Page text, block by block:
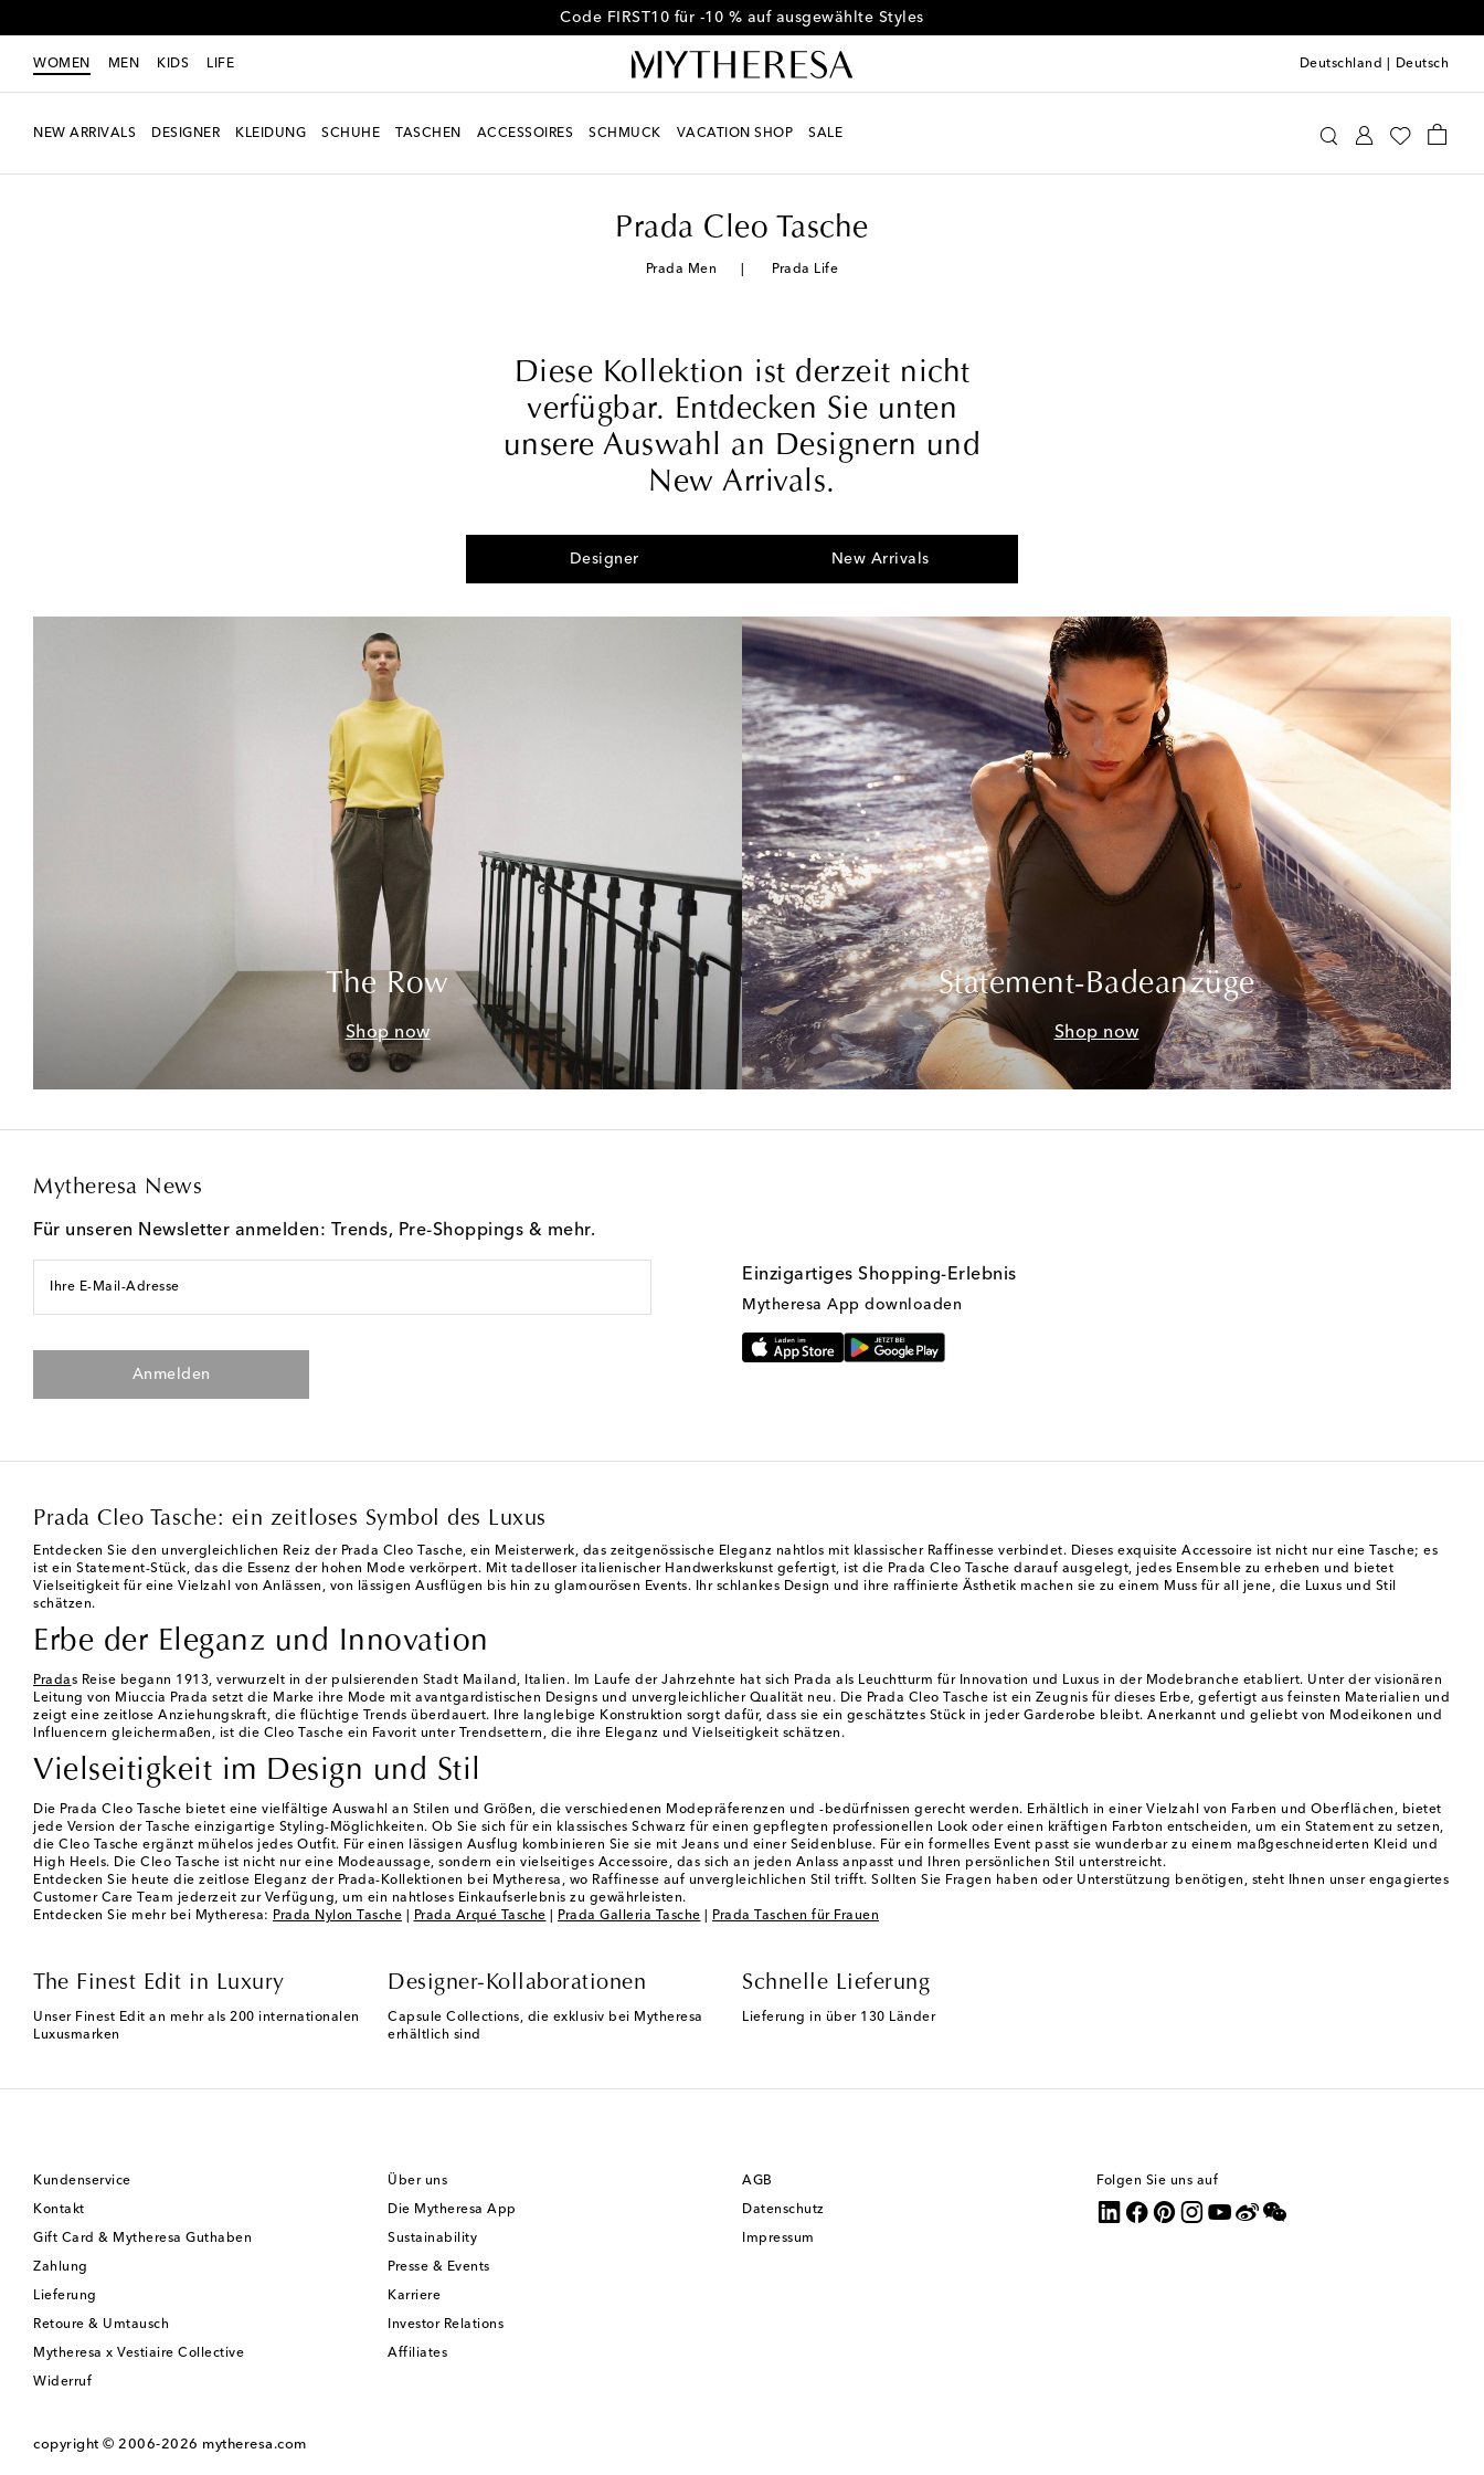
Erhalten Sie -10 % auf Ihre erste Bestellung ab € 500
WOMEN MEN KIDS LIFE Deutschland Deutsch
NEW ARRIVALS DESIGNER KLEIDUNG SCHUHE TASCHEN ACCESSOIRES SCHMUCK VACATION SHOP SALE
Prada Cleo Tasche
Prada Men Prada Life
Diese Kollektion ist derzeit nicht
verfügbar. Entdecken Sie unten
unsere Auswahl an Designern und
New Arrivals.
Designer New Arrivals
The Row
Shop now
Statement-Badeanzüge
Shop now
Mytheresa News
Für unseren Newsletter anmelden: Trends, Pre-Shoppings & mehr.
Ihre E-Mail-Adresse
Anmelden
Einzigartiges Shopping-Erlebnis
Mytheresa App downloaden
Prada Cleo Tasche: ein zeitloses Symbol des Luxus
Entdecken Sie den unvergleichlichen Reiz der Prada Cleo Tasche, ein Meisterwerk, das zeitgenössische Eleganz nahtlos mit klassischer Raffinesse verbindet. Dieses exquisite Accessoire ist nicht nur eine Tasche; es
ist ein Statement-Stück, das die Essenz der hohen Mode verkörpert. Mit tadelloser italienischer Handwerkskunst gefertigt, ist die Prada Cleo Tasche darauf ausgelegt, jedes Ensemble zu erheben und bietet
Vielseitigkeit für eine Vielzahl von Anlässen, von lässigen Ausflügen bis hin zu glamourösen Events. Ihr schlankes Design und ihre raffinierte Ästhetik machen sie zu einem Muss für all jene, die Luxus und Stil
schätzen.
Erbe der Eleganz und Innovation
Pradas Reise begann 1913, verwurzelt in der pulsierenden Stadt Mailand, Italien. Im Laufe der Jahrzehnte hat sich Prada als Leuchtturm für Innovation und Luxus in der Modebranche etabliert. Unter der visionären
Leitung von Miuccia Prada setzt die Marke ihre Mode mit avantgardistischen Designs und unvergleichlicher Qualität neu. Die Prada Cleo Tasche ist ein Zeugnis für dieses Erbe, gefertigt aus feinsten Materialien und
zeigt eine zeitlose Anziehungskraft, die flüchtige Trends überdauert. Ihre langlebige Konstruktion sorgt dafür, dass sie ein geschätztes Stück in jeder Garderobe bleibt. Anerkannt und geliebt von Modeikonen und
Influencern gleichermaßen, ist die Cleo Tasche ein Favorit unter Trendsettern, die ihre Eleganz und Vielseitigkeit schätzen.
Vielseitigkeit im Design und Stil
Die Prada Cleo Tasche bietet eine vielfältige Auswahl an Stilen und Größen, die verschiedenen Modepräferenzen und -bedürfnissen gerecht werden. Erhältlich in einer Vielzahl von Farben und Oberflächen, bietet
jede Version der Tasche einzigartige Styling-Möglichkeiten. Ob Sie sich für ein klassisches Schwarz für einen gepflegten professionellen Look oder einen kräftigen Farbton entscheiden, um ein Statement zu setzen,
die Cleo Tasche ergänzt mühelos jedes Outfit. Für einen lässigen Ausflug kombinieren Sie sie mit Jeans und einer Seidenbluse. Für ein formelles Event passt sie wunderbar zu einem maßgeschneiderten Kleid und
High Heels. Die Cleo Tasche ist nicht nur eine Modeaussage, sondern ein vielseitiges Accessoire, das sich an jeden Anlass anpasst und Ihren persönlichen Stil unterstreicht.
Entdecken Sie heute die zeitlose Eleganz der Prada-Kollektionen bei Mytheresa, wo Raffinesse auf unvergleichlichen Stil trifft. Sollten Sie Fragen haben oder Unterstützung benötigen, steht Ihnen unser engagiertes
Customer Care Team jederzeit zur Verfügung, um ein nahtloses Einkaufserlebnis zu gewährleisten.
Entdecken Sie mehr bei Mytheresa: Prada Nylon Tasche Prada Arqué Tasche Prada Galleria Tasche Prada Taschen für Frauen
The Finest Edit in Luxury
Unser Finest Edit an mehr als 200 internationalen
Luxusmarken
Designer-Kollaborationen
Capsule Collections, die exklusiv bei Mytheresa
erhältlich sind
Schnelle Lieferung
Lieferung in über 130 Länder
Kundenservice
Kontakt
Gift Card & Mytheresa Guthaben
Zahlung
Lieferung
Retoure & Umtausch
Mytheresa x Vestiaire Collective
Widerruf
Über uns
Die Mytheresa App
Sustainability
Presse & Events
Karriere
Investor Relations
Affiliates
AGB
Datenschutz
Impressum
Folgen Sie uns auf
copyright © 2006-2026 mytheresa.com